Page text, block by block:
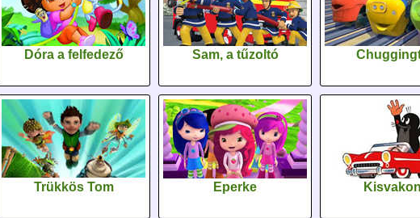
Dóra a felfedező Sam, a tűzoltó
Trükkös Tom Eperke